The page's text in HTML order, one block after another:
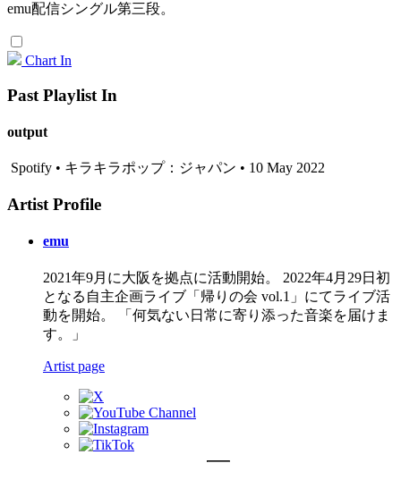
emu配信シングル第三段。
Chart In
Past Playlist In
output
Spotify • キラキラポップ：ジャパン • 10 May 2022
Artist Profile
emu
2021年9月に大阪を拠点に活動開始。 2022年4月29日初
となる自主企画ライブ「帰りの会 vol.1」にてライブ活
動を開始。 「何気ない日常に寄り添った音楽を届けま
す。」
Artist page